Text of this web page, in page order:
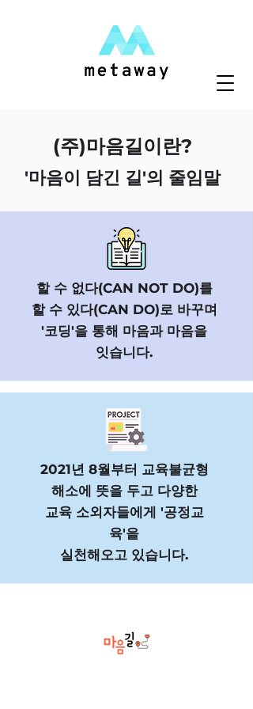
(주)마음길이란?
'마음이 담긴 길'의 줄임말​​​
할 수 없다(CAN NOT DO)를
할 수 있다(CAN DO)로 바꾸며
'코딩'을 통해 마음과 마음을
잇습니다.
2021년 8월부터 교육불균형
해소에 뜻을 두고 다양한
교육 소외자들에게 '공정교
육'을
실천해오고 있습니다.